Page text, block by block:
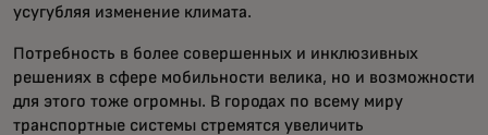
усугубляя изменение климата.
Потребность в более совершенных и инклюзивных
решениях в сфере мобильности велика, но и возможности
для этого тоже огромны. В городах по всему миру
транспортные системы стремятся увеличить